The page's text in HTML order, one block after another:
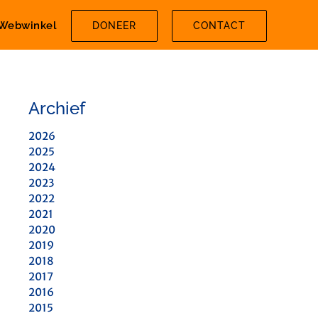
DONEER CONTACT
Archief
2026
2025
2024
2023
2022
2021
2020
2019
2018
2017
2016
2015